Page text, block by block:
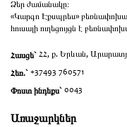
Ձեր ժամանակը։
«Կարգո Էքսպրես»
հուսալի ուղեցույցն է
Հասցե` ՀՀ, ք. Երևան,
Հեռ.` +37493 760571
Փոստ ինդեքս` 0043
Առաջարկներ